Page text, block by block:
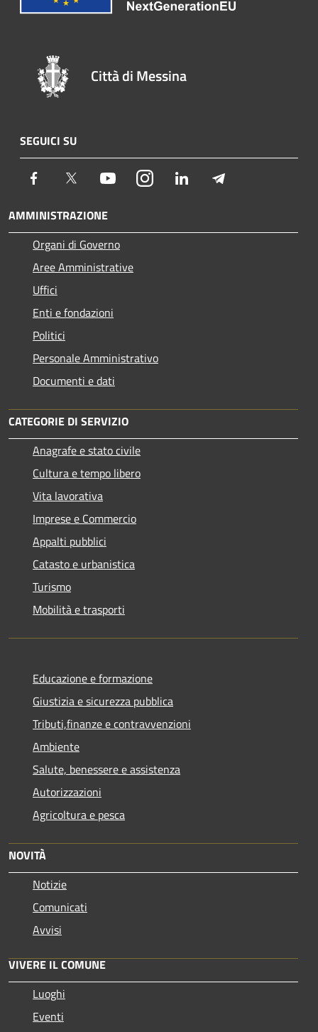
Città di Messina
SEGUICI SU
Facebook Twitter YoutubeInstagram LinkedIn
AMMINISTRAZIONE
Organi di Governo
Aree Amministrative
Uffici
Enti e fondazioni
Politici
Personale Amministrativo
Documenti e dati
CATEGORIE DI SERVIZIO
Anagrafe e stato civile
Cultura e tempo libero
Vita lavorativa
Imprese e Commercio
Appalti pubblici
Catasto e urbanistica
Turismo
Mobilità e trasporti
Educazione e formazione
Giustizia e sicurezza pubblica
Tributi,finanze e contravvenzioni
Ambiente
Salute, benessere e assistenza
Autorizzazioni
Agricoltura e pesca
NOVITÀ
Notizie
Comunicati
Avvisi
VIVERE IL COMUNE
Luoghi
Eventi